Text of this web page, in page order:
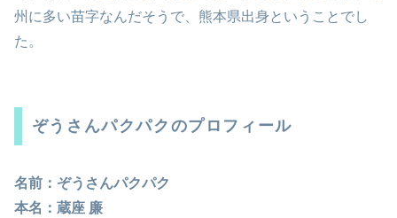
州に多い苗字なんだそうで、熊本県出身ということでし
た。
ぞうさんパクパクのプロフィール
名前：ぞうさんパクパク
本名：蔵座 廉